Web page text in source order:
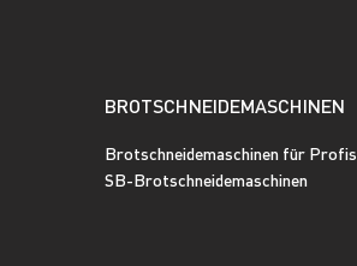
BROTSCHNEIDEMASCHINEN
Brotschneidemaschinen für Profis
SB-Brotschneidemaschinen